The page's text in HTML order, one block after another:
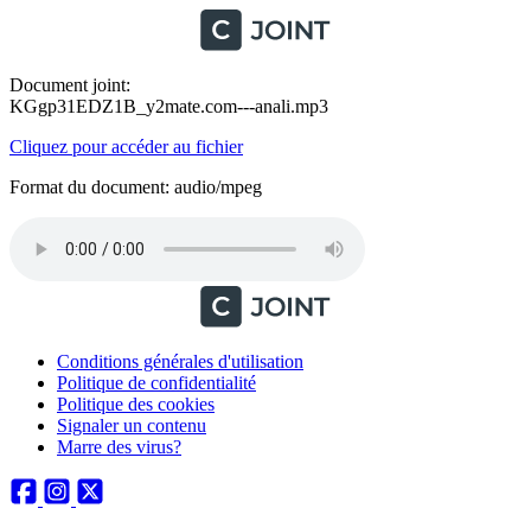
Document joint:
KGgp31EDZ1B_y2mate.com---anali.mp3
Cliquez pour accéder au fichier
Format du document: audio/mpeg
Conditions générales d'utilisation
Politique de confidentialité
Politique des cookies
Signaler un contenu
Marre des virus?